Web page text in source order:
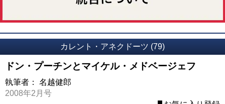
カレント・アネクドーツ (79)
ドン・プーチンとマイケル・メドベージェフ
執筆者： 名越健郎
2008年2月号